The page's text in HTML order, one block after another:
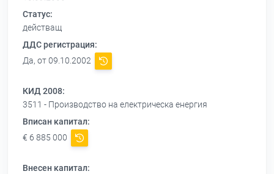
Статус:
действащ
ДДС регистрация:
Да, от 09.10.2002
КИД 2008:
3511 - Производство на електрическа енергия
Вписан капитал:
€ 6 885 000
Внесен капитал: